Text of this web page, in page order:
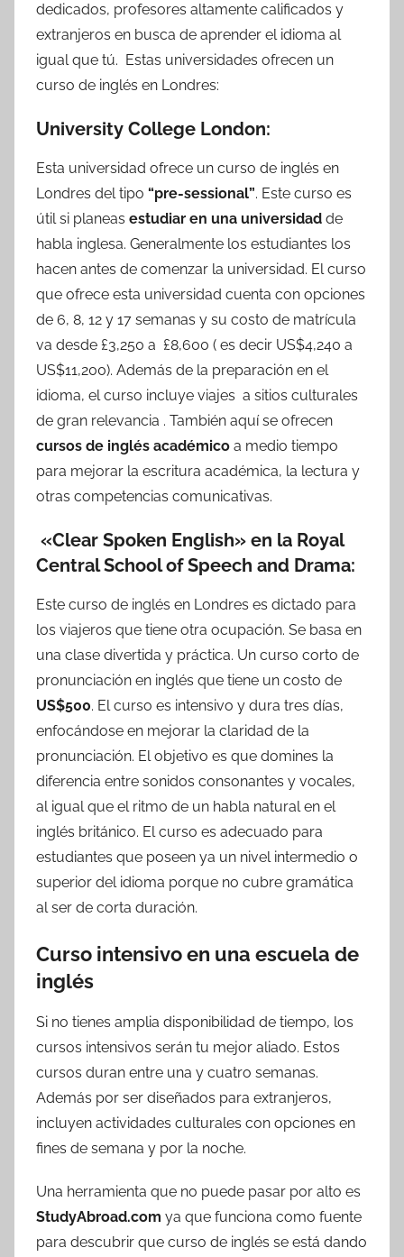
dedicados, profesores altamente calificados y
extranjeros en busca de aprender el idioma al
igual que tú. Estas universidades ofrecen un
curso de inglés en Londres:
University College London:
Esta universidad ofrece un curso de inglés en
Londres del tipo “pre-sessional”. Este curso es
útil si planeas estudiar en una universidad de
habla inglesa. Generalmente los estudiantes los
hacen antes de comenzar la universidad. El curso
que ofrece esta universidad cuenta con opciones
de 6, 8, 12 y 17 semanas y su costo de matrícula
va desde £3,250 a £8,600 ( es decir US$4,240 a
US$11,200). Además de la preparación en el
idioma, el curso incluye viajes a sitios culturales
de gran relevancia . También aquí se ofrecen
cursos de inglés académico a medio tiempo
para mejorar la escritura académica, la lectura y
otras competencias comunicativas.
«Clear Spoken English» en la Royal
Central School of Speech and Drama:
Este curso de inglés en Londres es dictado para
los viajeros que tiene otra ocupación. Se basa en
una clase divertida y práctica. Un curso corto de
pronunciación en inglés que tiene un costo de
US$500. El curso es intensivo y dura tres días,
enfocándose en mejorar la claridad de la
pronunciación. El objetivo es que domines la
diferencia entre sonidos consonantes y vocales,
al igual que el ritmo de un habla natural en el
inglés británico. El curso es adecuado para
estudiantes que poseen ya un nivel intermedio o
superior del idioma porque no cubre gramática
al ser de corta duración.
Curso intensivo en una escuela de
inglés
Si no tienes amplia disponibilidad de tiempo, los
cursos intensivos serán tu mejor aliado. Estos
cursos duran entre una y cuatro semanas.
Además por ser diseñados para extranjeros,
incluyen actividades culturales con opciones en
fines de semana y por la noche.
Una herramienta que no puede pasar por alto es
StudyAbroad.com ya que funciona como fuente
para descubrir que curso de inglés se está dando